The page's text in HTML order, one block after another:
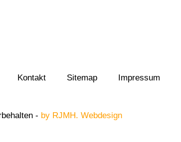
Kontakt Sitemap Impressum
- by RJMH. Webdesign